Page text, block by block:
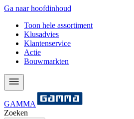
Ga naar hoofdinhoud
Toon hele assortiment
Klusadvies
Klantenservice
Actie
Bouwmarkten
GAMMA
Zoeken